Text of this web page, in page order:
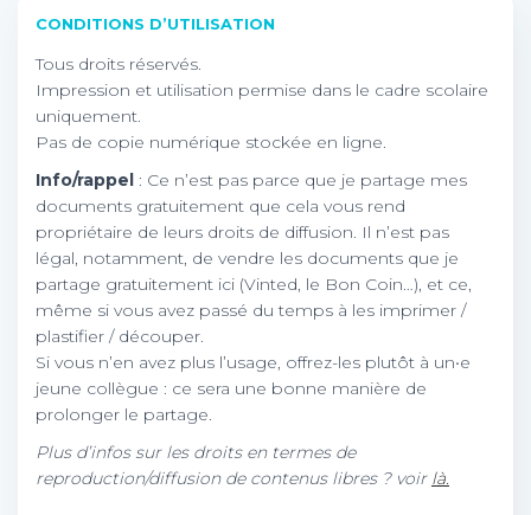
CONDITIONS D’UTILISATION
Tous droits réservés.
Impression et utilisation permise dans le cadre scolaire
uniquement.
Pas de copie numérique stockée en ligne.
Info/rappel : Ce n’est pas parce que je partage mes
documents gratuitement que cela vous rend
propriétaire de leurs droits de diffusion. Il n’est pas
légal, notamment, de vendre les documents que je
partage gratuitement ici (Vinted, le Bon Coin…), et ce,
même si vous avez passé du temps à les imprimer /
plastifier / découper.
Si vous n’en avez plus l’usage, offrez-les plutôt à un•e
jeune collègue : ce sera une bonne manière de
prolonger le partage.
Plus d’infos sur les droits en termes de
reproduction/diffusion de contenus libres ? voir là.